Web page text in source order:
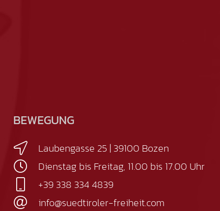
BEWEGUNG
Laubengasse 25 | 39100 Bozen
Dienstag bis Freitag, 11.00 bis 17.00 Uhr
+39 338 334 4839
info@suedtiroler-freiheit.com